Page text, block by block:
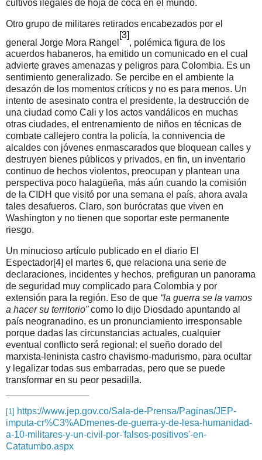
cultivos ilegales de hoja de coca en el mundo.
Otro grupo de militares retirados encabezados por el
general Jorge Mora Rangel
[3]
, polémica figura de los
acuerdos habaneros, ha emitido un comunicado en el cual
advierte graves amenazas y peligros para Colombia. Es un
sentimiento generalizado. Se percibe en el ambiente la
desazón de los momentos críticos y no es para menos. Un
intento de asesinato contra el presidente, la destrucción de
una ciudad como Cali y los actos vandálicos en muchas
otras ciudades, el entrenamiento de niños en técnicas de
combate callejero contra la policía, la connivencia de
alcaldes con jóvenes enmascarados que bloquean calles y
destruyen bienes públicos y privados, en fin, un inventario
continuo de hechos violentos, preocupan y plantean una
perspectiva poco halagüeña, más aún cuando la comisión
de la CIDH que visitó por una semana el país, ahora avala
tales desafueros. Claro, son burócratas que viven en
Washington y no tienen que soportar este permanente
riesgo.
Un minucioso artículo publicado en el diario El
Espectador[4] el martes 6, que relaciona una serie de
declaraciones, incidentes y hechos, prefiguran un panorama
de seguridad muy complicado para Colombia y por
extensión para la región. Eso de que “la guerra se la vamos
a hacer su territorio”como lo dijo Diosdado apuntando al
país neogranadino, es un pronunciamiento irresponsable
porque dadas las circunstancias actuales, cualquier
eventual conflicto será regional: el sueño dorado del
marxista-leninista castro chavismo-madurismo, para ocultar
y legalizar todas sus embarradas, pero que se puede
transformar en su peor pesadilla.
[1] https://www.jep.gov.co/Sala-de-Prensa/Paginas/JEP-
imputa-cr%C3%ADmenes-de-guerra-y-de-lesa-humanidad-
a-10-militares-y-un-civil-por-'falsos-positivos'-en-
Catatumbo.aspx